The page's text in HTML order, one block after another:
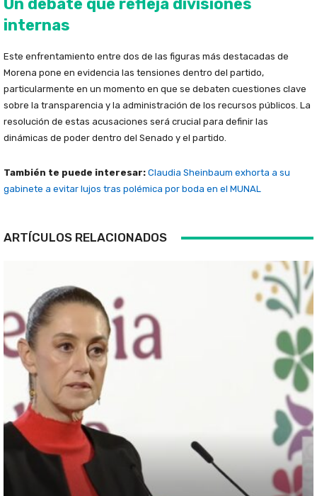
Un debate que refleja divisiones
internas
Este enfrentamiento entre dos de las figuras más destacadas de
Morena pone en evidencia las tensiones dentro del partido,
particularmente en un momento en que se debaten cuestiones clave
sobre la transparencia y la administración de los recursos públicos. La
resolución de estas acusaciones será crucial para definir las
dinámicas de poder dentro del Senado y el partido.
También te puede interesar: Claudia Sheinbaum exhorta a su
gabinete a evitar lujos tras polémica por boda en el MUNAL
ARTÍCULOS RELACIONADOS